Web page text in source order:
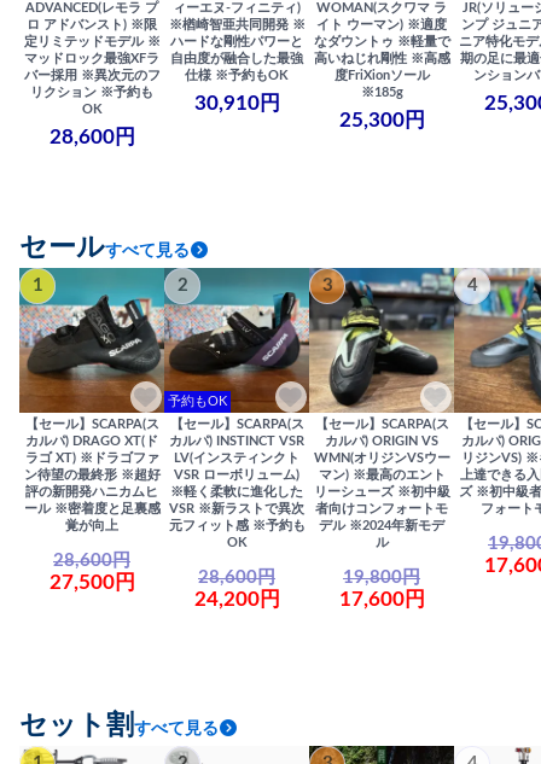
ADVANCED(レモラ プ
ロ アドバンスト) ※限
定リミテッドモデル ※
マッドロック最強XFラ
バー採用 ※異次元のフ
リクション ※予約も
OK
28,600円
ィーエヌ-フィニティ)
※楢崎智亜共同開発 ※
ハードな剛性パワーと
自由度が融合した最強
仕様 ※予約もOK
30,910円
WOMAN(スクワマ ラ
イト ウーマン) ※適度
なダウントゥ ※軽量で
高いねじれ剛性 ※高感
度FriXionソール
※185g
25,300円
JR(ソリュー
ンプ ジュニ
ニア特化モ
期の足に最
ンション
セールすべて見る
1
【セール】SCARPA(ス
カルパ) DRAGO XT(ド
ラゴ XT) ※ドラゴファ
ン待望の最終形 ※超好
評の新開発ハニカムヒ
ール ※密着度と足裏感
覚が向上
28,600円
27,500円
2
予約もOK
【セール】SCARPA(ス
カルパ) INSTINCT VSR
LV(インスティンクト
VSR ローボリューム)
※軽く柔軟に進化した
VSR ※新ラストで異次
元フィット感 ※予約も
OK
28,600円
24,200円
3
【セール】SCARPA(ス
カルパ) ORIGIN VS
WMN(オリジンVSウー
マン) ※最高のエント
リーシューズ ※初中級
者向けコンフォートモ
デル ※2024年新モデ
ル
19,800円
17,600円
4
【セール】
カルパ)
リジンVS) ※
上達できる
ズ ※初中級
フォート
セット割 すべて見る